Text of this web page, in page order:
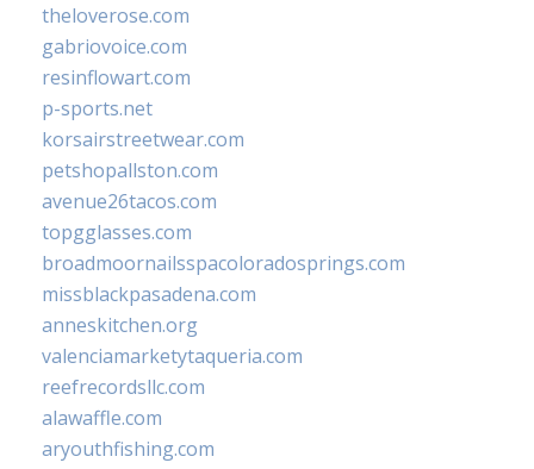
theloverose.com
gabriovoice.com
resinflowart.com
p-sports.net
korsairstreetwear.com
petshopallston.com
avenue26tacos.com
topgglasses.com
broadmoornailsspacoloradosprings.com
missblackpasadena.com
anneskitchen.org
valenciamarketytaqueria.com
reefrecordsllc.com
alawaffle.com
aryouthfishing.com